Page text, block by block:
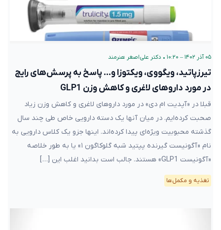
۰۵ آذر ۱۴۰۲ – ۱۰:۲۰ • دکتر علی‌اصغر هنرمند
تیرزپاتید، ویگووی، ویکتوزا و… پاسخ به پرسش‌های رایج
در مورد داروهای لاغری و کاهش وزن GLP1
قبلا در «آپدیت ام دی» در مورد داروهای لاغری و کاهش وزن زیاد
صحبت کرده‌ایم. در میان آنها یک دسته دارویی خاص طی چند سال
گذشته محبوبیت ویژه‌ای پیدا کرده‌اند. اینها جزو یک کلاس دارویی به
نام «آگونیست گیرنده پپتید شبه گلوکاگون ۱» یا به طور خلاصه
«آگونیست GLP1» هستند. جالب است بدانید اغلب این […]
تغذیه و مکمل‌ها